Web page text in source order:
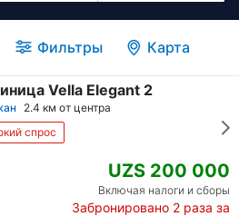
Фильтры Карта
Vella Elegant 2
2.4 км от центра
спрос
UZS 200 000
Включая налоги и сборы
Забронировано 2 раза за